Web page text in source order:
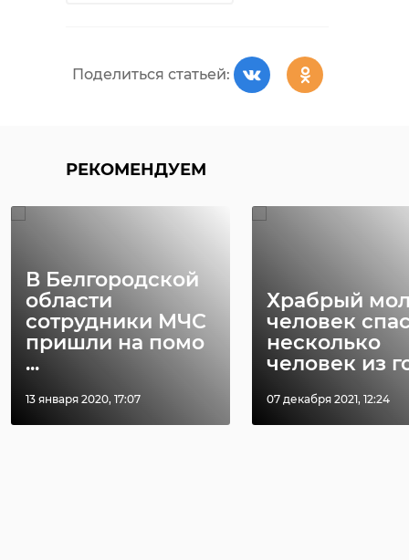
Поделиться статьей:
РЕКОМЕНДУЕМ
В Белгородской
области
сотрудники МЧС
пришли на помо
...
13 января 2020, 17:07
Храбрый
человек
несколько
человек из
07 декабря 2021, 12:24